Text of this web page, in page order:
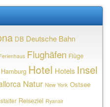
DB Deutsche Bahn
Flughäfen Flüge
Hamburg Hotel Hotels Insel
Natur New York Ostsee
Reiseziel Ryanair